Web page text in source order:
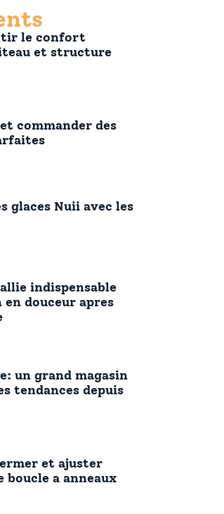
le confort
et structure
commander des
glaces Nuii avec les
indispensable
douceur apres
un grand magasin
tendances depuis
et ajuster
a anneaux